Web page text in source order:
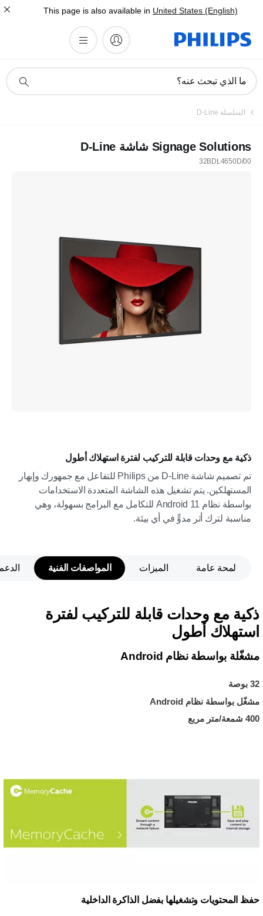
This page is also available in United States (English)
دعم
ما الذي تبحث عنه؟
السلسلة D-Line
Signage Solutions شاشة D-Line
32BDL4650D/00
ذكية مع وحدات قابلة للتركيب لفترة استهلاك أطول
تم تصميم شاشة D-Line من Philips للتفاعل مع جمهورك وإبهار
المستهلكين. يتم تشغيل هذه الشاشة المتعددة الاستخدامات
بواسطة نظام Android 11 للتكامل مع البرامج بسهولة، وهي
مناسبة لترك أثر مدوٍّ في أي بيئة.
لمحة عامة الميزات المواصفات الفنية
ذكية مع وحدات قابلة للتركيب لفترة
استهلاك أطول
مشغّلة بواسطة نظام Android
32 بوصة
مشغّل بواسطة نظام Android
400 شمعة/متر مربع
حفظ المحتويات وتشغيلها بفضل الذاكرة الداخلية